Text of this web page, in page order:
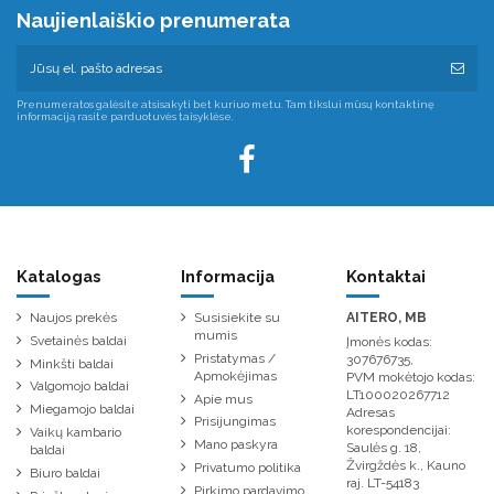
Naujienlaiškio prenumerata
Prenumeratos galėsite atsisakyti bet kuriuo metu. Tam tikslui mūsų kontaktinę
informaciją rasite parduotuvės taisyklėse.
Katalogas
Naujos prekės
Svetainės baldai
Minkšti baldai
Valgomojo baldai
Miegamojo baldai
Vaikų kambario
baldai
Biuro baldai
Informacija
Susisiekite su
mumis
Pristatymas /
Apmokėjimas
Apie mus
Prisijungimas
Mano paskyra
Privatumo politika
Pirkimo pardavimo
Kontaktai
AITERO, MB
Įmonės kodas:
307676735,
PVM mokėtojo kodas:
LT100020267712
Adresas
korespondencijai:
Saulės g. 18,
Žvirgždės k., Kauno
raj. LT-54183